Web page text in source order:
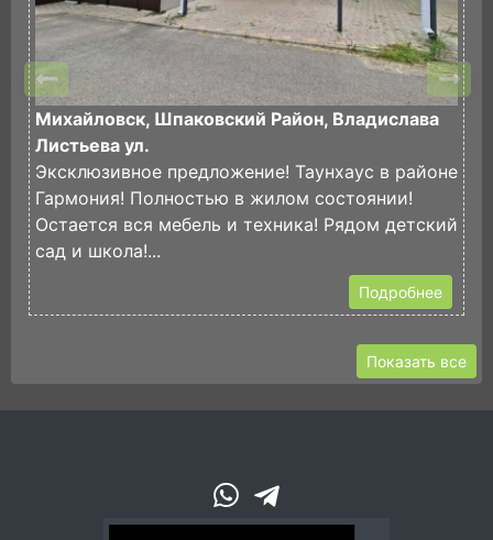
Михайловск, Шпаковский Район, Владислава
Листьева ул.
Эксклюзивное предложение! Таунхаус в районе
Гармония! Полностью в жилом состоянии!
Остается вся мебель и техника! Рядом детский
сад и школа!...
Подробнее
Показать все